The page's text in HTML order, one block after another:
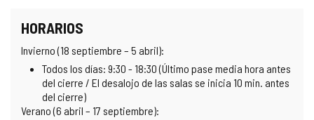
HORARIOS
Invierno (18 septiembre – 5 abril):
Todos los días: 9:30 - 18:30 (Último pase media hora antes
del cierre / El desalojo de las salas se inicia 10 min. antes
del cierre)
Verano (6 abril – 17 septiembre):